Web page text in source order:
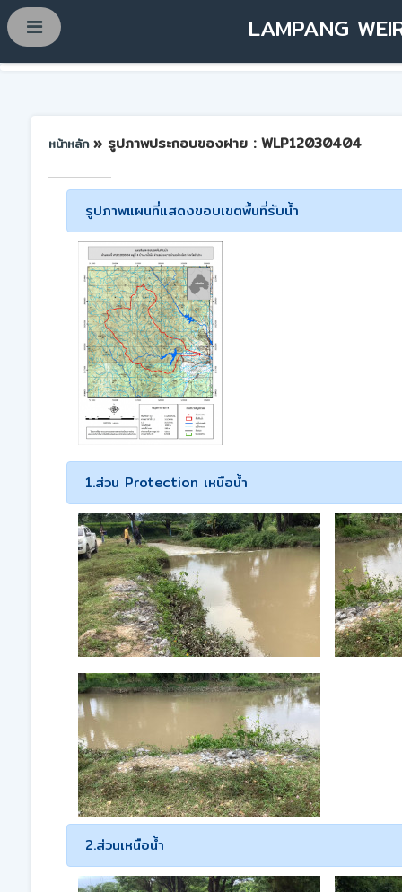
LAMPANG
หน้าหลัก » รูปภาพประกอบของฝาย : WLP12030404
รูปภาพแผนที่แสดงขอบเขตพื้นที่รับน้ำ
1.ส่วน Protection เหนือน้ำ
2.ส่วนเหนือน้ำ